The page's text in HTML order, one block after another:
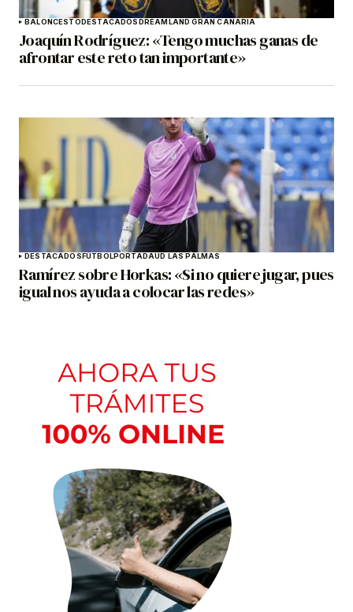
BALONCESTODESTACADOSDREAMLAND GRAN CANARIA
Joaquín Rodríguez: «Tengo muchas ganas de
afrontar este reto tan importante»
DESTACADOSFÚTBOLPORTADAUD LAS PALMAS
Ramírez sobre Horkas: «Si no quiere jugar, pues
igual nos ayuda a colocar las redes»